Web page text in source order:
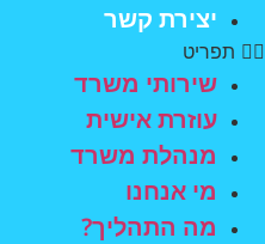
יצירת קשר
תפריט
שירותי משרד
עוזרת אישית
מנהלת משרד
מי אנחנו
מה התהליך?